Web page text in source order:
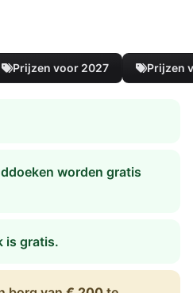
Prijzen voor 2027 Prijzen
worden gratis
is gratis.